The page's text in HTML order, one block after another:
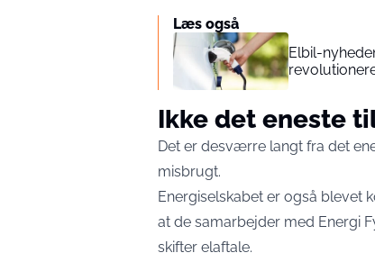
Læs også
Elbil-
Ikke det eneste
Det er desværre langt fra det
misbrugt.
Energiselskabet er også blevet
at de samarbejder med Energi
skifter elaftale.